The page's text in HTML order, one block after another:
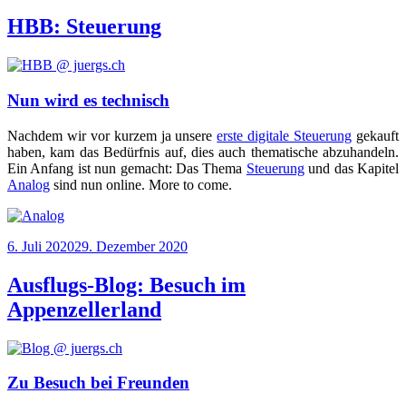
HBB: Steuerung
Nun wird es technisch
Nach­dem wir vor kur­zem ja unse­reers­te digi­ta­le Steue­rung gekauft
haben, kam das Bedürf­nis auf, dies auch the­ma­ti­sche abzu­han­deln.
Ein Anfang ist nun gemacht: Das The­ma Steue­rungund das Kapi­tel
Ana­log sind nun online. More to come.
Veröffentlicht
6. Juli 202029. Dezember 2020
Ausflugs-Blog: Besuch im
Appenzellerland
Zu Besuch bei Freunden